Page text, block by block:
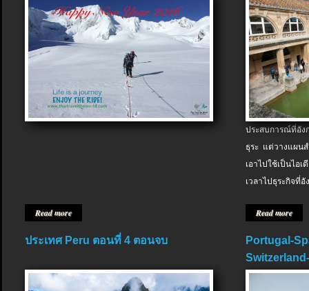
Read more
ประสบการณ์ที่อัง
ธุระ แต่วางแผน
เอาไปใช้เป็นไอ
เวลาไปธุระกิจที่อั
Read more
ประเทศ Peru ตอนที่ 4 ตอนจบ
Portugal-